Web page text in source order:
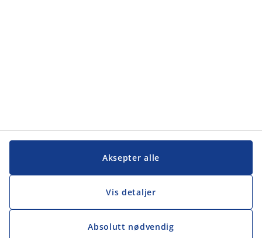
Aksepter alle
Vis detaljer
Absolutt nødvendig